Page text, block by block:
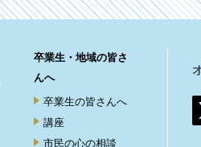
卒業生・地域の皆さ
んへ
卒業生の皆さんへ
講座
市民の心の相談